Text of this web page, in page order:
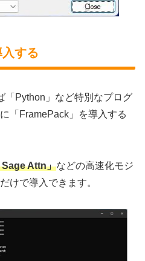
入する
「Python」など特別なプログ
「FramePack」を導入する
Attn」などの高速化モジ
けで導入できます。